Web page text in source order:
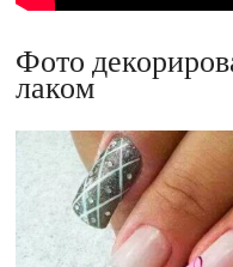
Фото
лаком